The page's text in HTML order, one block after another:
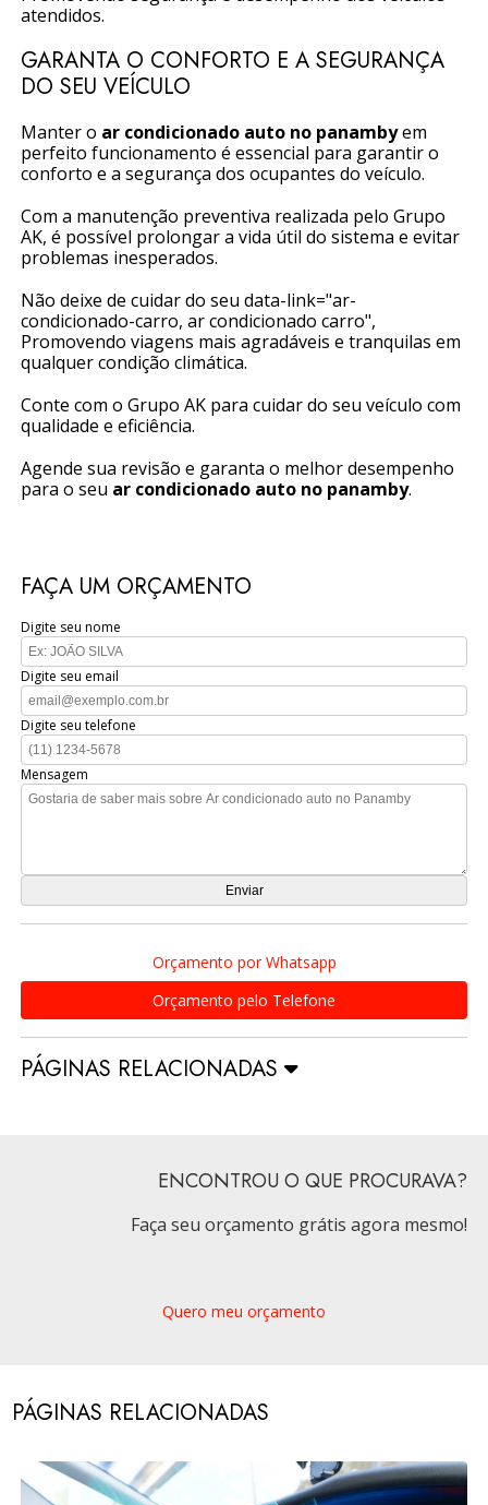
atendidos.
GARANTA O CONFORTO E A SEGURANÇA
DO SEU VEÍCULO
Manter o ar condicionado auto no panambyem
perfeito funcionamento é essencial para garantir o
conforto e a segurança dos ocupantes do veículo.
Com a manutenção preventiva realizada pelo Grupo
AK, é possível prolongar a vida útil do sistema e evitar
problemas inesperados.
Não deixe de cuidar do seu data-link="ar-
condicionado-carro, ar condicionado carro",
Promovendo viagens mais agradáveis e tranquilas em
qualquer condição climática.
Conte com o Grupo AK para cuidar do seu veículo com
qualidade e eficiência.
Agende sua revisão e garanta o melhor desempenho
para o seu ar condicionado auto no panamby.
FAÇA UM ORÇAMENTO
Digite seu nome
Digite seu email
Digite seu telefone
Mensagem
Orçamento por Whatsapp
Orçamento pelo Telefone
PÁGINAS RELACIONADAS
ENCONTROU O QUE PROCURAVA?
Faça seu orçamento grátis agora mesmo!
Quero meu orçamento
PÁGINAS RELACIONADAS